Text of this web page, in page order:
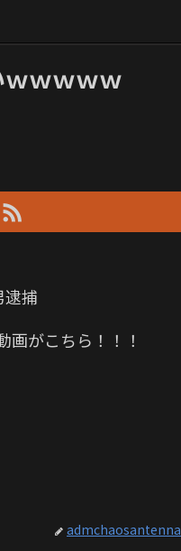
ｗｗｗｗ
捕
画がこちら！！！
admchaosantenna